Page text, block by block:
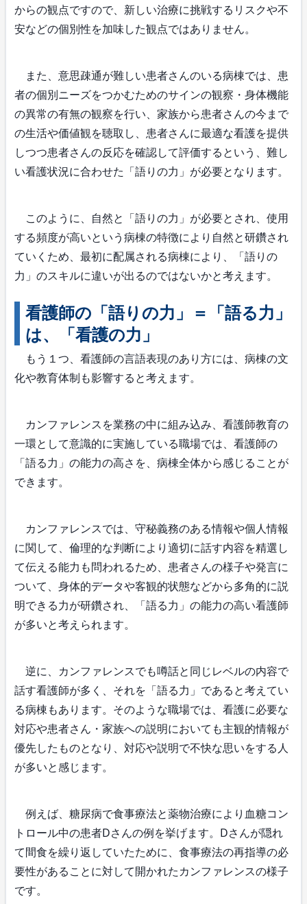
からの観点ですので、新しい治療に挑戦するリスクや不
安などの個別性を加味した観点ではありません。
また、意思疎通が難しい患者さんのいる病棟では、患
者の個別ニーズをつかむためのサインの観察・身体機能
の異常の有無の観察を行い、家族から患者さんの今まで
の生活や価値観を聴取し、患者さんに最適な看護を提供
しつつ患者さんの反応を確認して評価するという、難し
い看護状況に合わせた「語りの力」が必要となります。
このように、自然と「語りの力」が必要とされ、使用
する頻度が高いという病棟の特徴により自然と研鑽され
ていくため、最初に配属される病棟により、「語りの
力」のスキルに違いが出るのではないかと考えます。
看護師の「語りの力」＝「語る力」
は、「看護の力」
もう１つ、看護師の言語表現のあり方には、病棟の文
化や教育体制も影響すると考えます。
カンファレンスを業務の中に組み込み、看護師教育の
一環として意識的に実施している職場では、看護師の
「語る力」の能力の高さを、病棟全体から感じることが
できます。
カンファレンスでは、守秘義務のある情報や個人情報
に関して、倫理的な判断により適切に話す内容を精選し
て伝える能力も問われるため、患者さんの様子や発言に
ついて、身体的データや客観的状態などから多角的に説
明できる力が研鑽され、「語る力」の能力の高い看護師
が多いと考えられます。
逆に、カンファレンスでも噂話と同じレベルの内容で
話す看護師が多く、それを「語る力」であると考えてい
る病棟もあります。そのような職場では、看護に必要な
対応や患者さん・家族への説明においても主観的情報が
優先したものとなり、対応や説明で不快な思いをする人
が多いと感じます。
例えば、糖尿病で食事療法と薬物治療により血糖コン
トロール中の患者Dさんの例を挙げます。Dさんが隠れ
て間食を繰り返していたために、食事療法の再指導の必
要性があることに対して開かれたカンファレンスの様子
です。